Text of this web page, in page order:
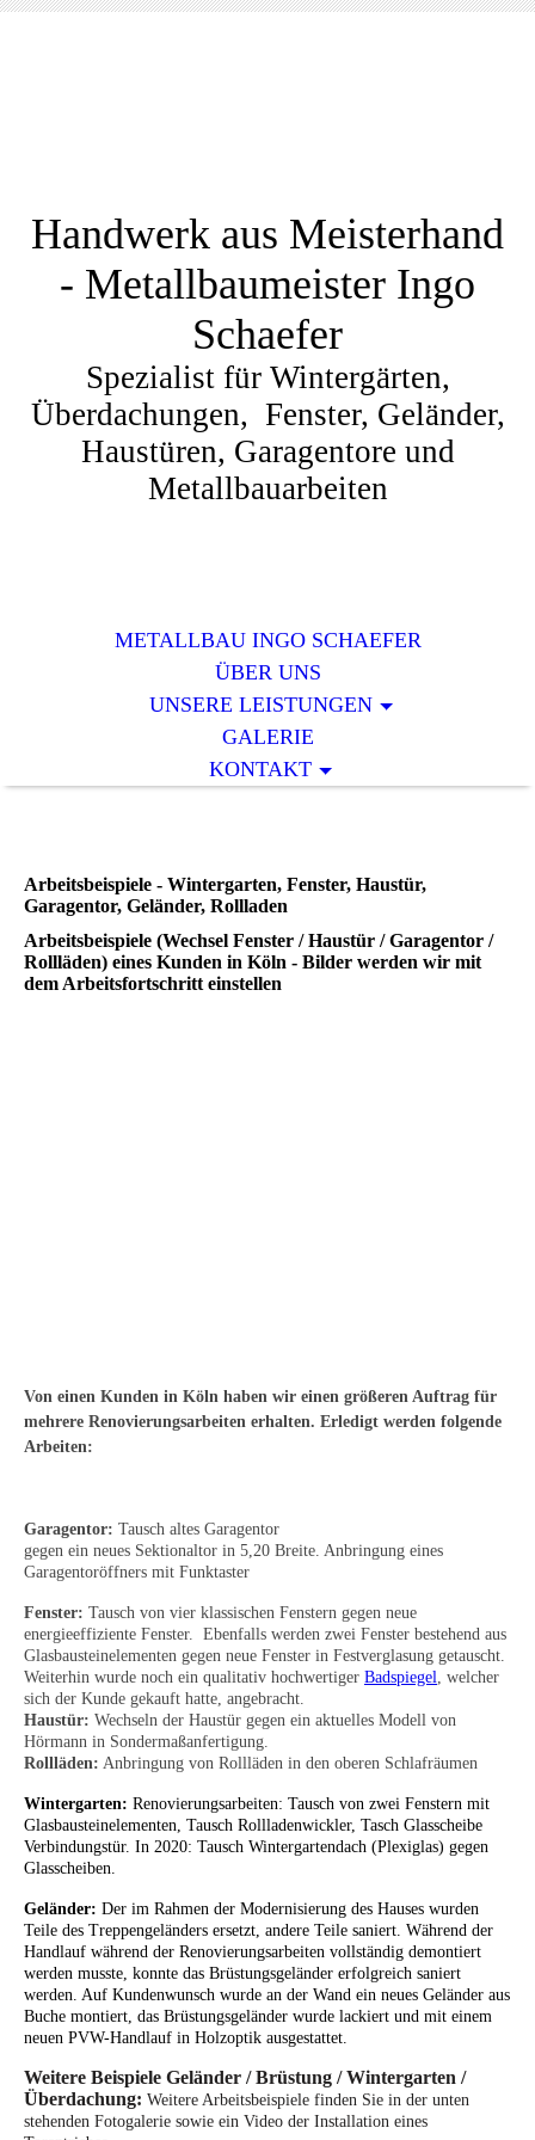
Handwerk aus Meisterhand
- Metallbaumeister Ingo
Schaefer
Spezialist für Wintergärten,
Überdachungen, Fenster, Geländer,
Haustüren, Garagentore und
Metallbauarbeiten
METALLBAU INGO SCHAEFER
ÜBER UNS
UNSERE LEISTUNGEN
GALERIE
KONTAKT
Arbeitsbeispiele - Wintergarten, Fenster, Haustür,
Garagentor, Geländer, Rollladen
Arbeitsbeispiele (Wechsel Fenster / Haustür / Garagentor /
Rollläden) eines Kunden in Köln - Bilder werden wir mit
dem Arbeitsfortschritt einstellen
Von einen Kunden in Köln haben wir einen größeren Auftrag für
mehrere Renovierungsarbeiten erhalten. Erledigt werden folgende
Arbeiten:
Garagentor: Tausch altes Garagentor
gegen ein neues Sektionaltor in 5,20 Breite. Anbringung eines
Garagentoröffners mit Funktaster
Fenster: Tausch von vier klassischen Fenstern gegen neue
energieeffiziente Fenster. Ebenfalls werden zwei Fenster bestehend aus
Glasbausteinelementen gegen neue Fenster in Festverglasung getauscht.
Weiterhin wurde noch ein qualitativ hochwertiger Badspiegel, welcher
sich der Kunde gekauft hatte, angebracht.
Haustür: Wechseln der Haustür gegen ein aktuelles Modell von
Hörmann in Sondermaßanfertigung.
Rollläden: Anbringung von Rollläden in den oberen Schlafräumen
Wintergarten: Renovierungsarbeiten: Tausch von zwei Fenstern mit
Glasbausteinelementen, Tausch Rollladenwickler, Tasch Glasscheibe
Verbindungstür. In 2020: Tausch Wintergartendach (Plexiglas) gegen
Glasscheiben.
Geländer: Der im Rahmen der Modernisierung des Hauses wurden
Teile des Treppengeländers ersetzt, andere Teile saniert. Während der
Handlauf während der Renovierungsarbeiten vollständig demontiert
werden musste, konnte das Brüstungsgeländer erfolgreich saniert
werden. Auf Kundenwunsch wurde an der Wand ein neues Geländer aus
Buche montiert, das Brüstungsgeländer wurde lackiert und mit einem
neuen PVW-Handlauf in Holzoptik ausgestattet.
Weitere Beispiele Geländer / Brüstung / Wintergarten /
Überdachung: Weitere Arbeitsbeispiele finden Sie in der unten
stehenden Fotogalerie sowie ein Video der Installation eines